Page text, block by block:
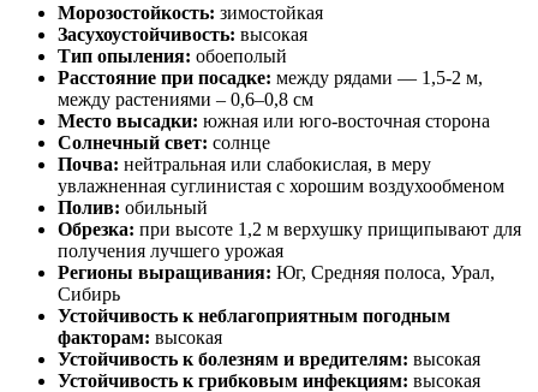
Морозостойкость: зимостойкая
Засухоустойчивость: высокая
Тип опыления: обоеполый
Расстояние при посадке: между рядами — 1,5-2 м,
между растениями – 0,6–0,8 см
Место высадки: южная или юго-восточная сторона
Солнечный свет: солнце
Почва: нейтральная или слабокислая, в меру
увлажненная суглинистая с хорошим воздухообменом
Полив: обильный
Обрезка: при высоте 1,2 м верхушку прищипывают для
получения лучшего урожая
Регионы выращивания: Юг, Средняя полоса, Урал,
Сибирь
Устойчивость к неблагоприятным погодным
факторам: высокая
Устойчивость к болезням и вредителям: высокая
Устойчивость к грибковым инфекциям: высокая